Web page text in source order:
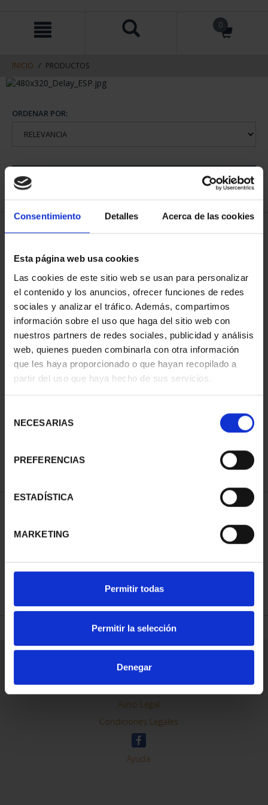
Consentimiento Detalles Acerca de las cookies
Esta página web usa cookies
Las cookies de este sitio web se usan para personalizar
el contenido y los anuncios, ofrecer funciones de redes
sociales y analizar el tráfico. Además, compartimos
información sobre el uso que haga del sitio web con
nuestros partners de redes sociales, publicidad y análisis
web, quienes pueden combinarla con otra información
que les haya proporcionado o que hayan recopilado a
partir del uso que haya hecho de sus servicios.
NECESARIAS
PREFERENCIAS
ESTADÍSTICA
MARKETING
Permitir todas
Permitir la selección
Denegar
contenido
navegacin
0
INICIO PRODUCTOS
ORDENAR POR:
1 Productos encontrados
145,00 €
REFINAR
Contacto
Preguntas Frequentes (FAQs)
Aviso Legal
Condiciones Legales
Ayuda